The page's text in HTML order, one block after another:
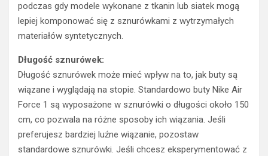
podczas gdy modele wykonane z tkanin lub siatek mogą
lepiej komponować się z sznurówkami z wytrzymałych
materiałów syntetycznych.
Długość sznurówek:
Długość sznurówek może mieć wpływ na to, jak buty są
wiązane i wyglądają na stopie. Standardowo buty Nike Air
Force 1 są wyposażone w sznurówki o długości około 150
cm, co pozwala na różne sposoby ich wiązania. Jeśli
preferujesz bardziej luźne wiązanie, pozostaw
standardowe sznurówki. Jeśli chcesz eksperymentować z